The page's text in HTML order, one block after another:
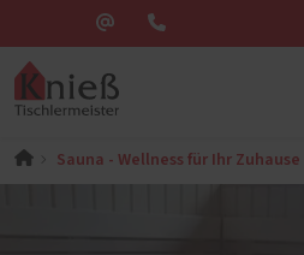
Sauna - Wellness für Ihr